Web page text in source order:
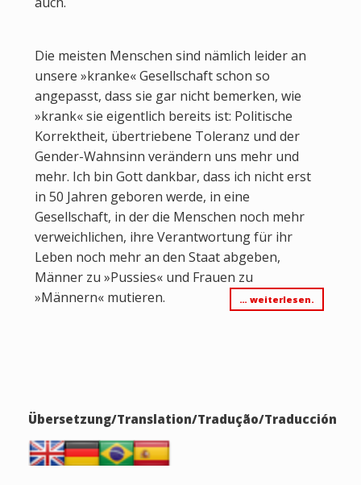
Die meisten Menschen sind nämlich leider an
unsere »kranke« Gesellschaft schon so
angepasst, dass sie gar nicht bemerken, wie
»krank« sie eigentlich bereits ist: Politische
Korrektheit, übertriebene Toleranz und der
Gender-Wahnsinn verändern uns mehr und
mehr. Ich bin Gott dankbar, dass ich nicht erst
in 50 Jahren geboren werde, in eine
Gesellschaft, in der die Menschen noch mehr
verweichlichen, ihre Verantwortung für ihr
Leben noch mehr an den Staat abgeben,
Männer zu »Pussies« und Frauen zu
»Männern« mutieren.
… weiterlesen.
Übersetzung/Translation/Tradução/Traducción